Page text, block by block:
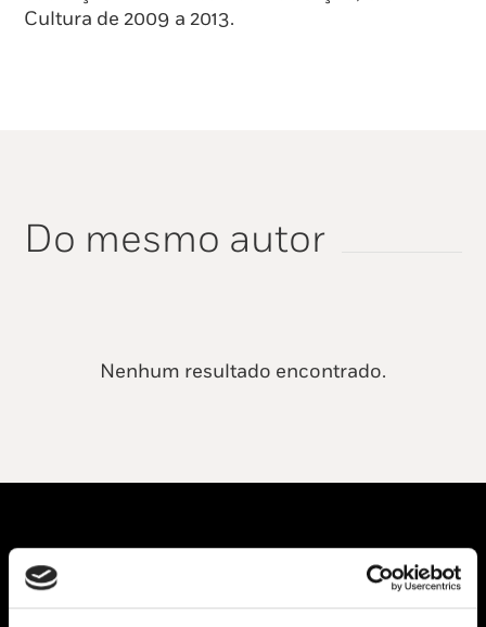
Cultura de 2009 a 2013.
Do mesmo autor
Nenhum resultado encontrado.